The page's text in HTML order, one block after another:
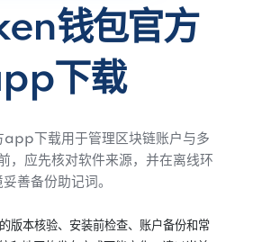
钱包官方
下载
下载用于管理区块链账户与多
，应先核对软件来源，并在离线环
妥善备份助记词。
版本核验、安装前检查、账户备份和常